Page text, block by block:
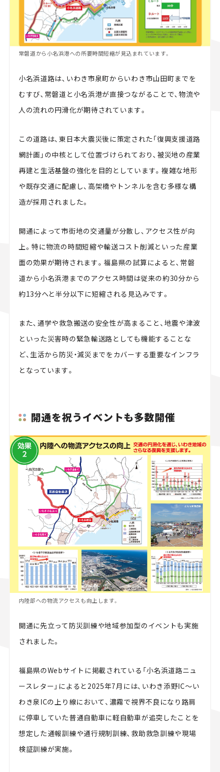
常磐道から小名浜港への所要時間短縮が見込まれています。
小名浜道路は、いわき市泉町からいわき市山田町までを
むすび、常磐道と小名浜港が直接つながることで、物流や
人の流れの円滑化が期待されています。
この道路は、東日本大震災後に策定された「復興支援道路
網計画」の中核として位置づけられており、被災地の産業
再建と生活基盤の強化を目的としています。複雑な地形
や既存交通に配慮し、高架橋やトンネルを含む多様な構
造が採用されました。
開通によって市街地の交通量が分散し、アクセス性が向
上。特に物流の時間短縮や輸送コスト削減といった産業
面の効果が期待されます。福島県の試算によると、常磐
道から小名浜港までのアクセス時間は従来の約30分から
約13分へと半分以下に短縮される見込みです。
また、通学や救急搬送の安全性が高まること、地震や津波
といった災害時の緊急輸送路としても機能することな
ど、生活から防災・減災までをカバーする重要なインフラ
となっています。
開通を祝うイベントも多数開催
内陸部への物流アクセスも向上します。
開通に先立って防災訓練や地域参加型のイベントも実施
されました。
福島県のWebサイトに掲載されている「小名浜道路ニュ
ースレター」によると2025年7月には、いわき添野IC～い
わき泉ICの上り線において、濃霧で視界不良になり路肩
に停車していた普通自動車に軽自動車が追突したことを
想定した通報訓練や通行規制訓練、救助救急訓練や現場
検証訓練が実施。